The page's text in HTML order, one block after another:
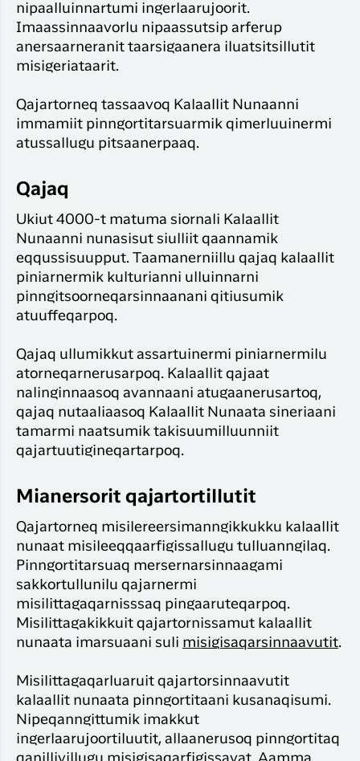
nipaalluinnartumi ingerlaarujoorit.
Imaassinnaavorlu nipaassutsip arferup
anersaarneranit taarsigaanera iluatsitsillutit
misigeriataarit.
Qajartorneq tassaavoq Kalaallit Nunaanni
immamiit pinngortitarsuarmik qimerluuinermi
atussallugu pitsaanerpaaq.
Qajaq
Ukiut 4000-t matuma siornali Kalaallit
Nunaanni nunasisut siulliit qaannamik
eqqussisuupput. Taamanerniillu qajaq kalaallit
piniarnermik kulturianni ulluinnarni
pinngitsoorneqarsinnaanani qitiusumik
atuuffeqarpoq.
Qajaq ullumikkut assartuinermi piniarnermilu
atorneqarnerusarpoq. Kalaallit qajaat
nalinginnaasoq avannaani atugaanerusartoq,
qajaq nutaaliaasoq Kalaallit Nunaata sineriaani
tamarmi naatsumik takisuumilluunniit
qajartuutigineqartarpoq.
Mianersorit qajartortillutit
Qajartorneq misilereersimanngikkukku kalaallit
nunaat misileeqqaarfigissallugu tulluanngilaq.
Pinngortitarsuaq mersernarsinnaagami
sakkortullunilu qajarnermi
misilittagaqarnisssaq pingaaruteqarpoq.
Misilittagakikkuit qajartornissamut kalaallit
nunaata imarsuaani suli misigisaqarsinnaavutit.
Misilittagaqarluaruit qajartorsinnaavutit
kalaallit nunaata pinngortitaani kusanaqisumi.
Nipeqanngittumik imakkut
ingerlaarujoortiluutit, allaanerusoq pinngortitaq